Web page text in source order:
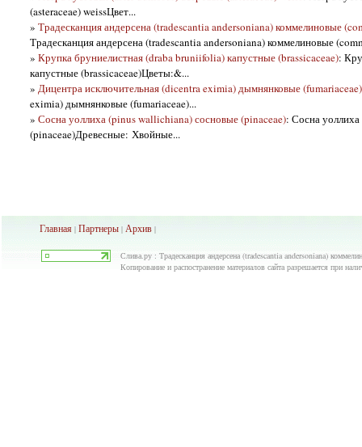
(asteraceae) weissЦвет...
» Традесканция андерсена (tradescantia andersoniana) коммелиновые
Традесканция андерсена (tradescantia andersoniana) коммелиновые
» Крупка бруниелистная (draba bruniifolia) капустные (brassicaceae):
капустные (brassicaceae)Цветы:&...
» Дицентра исключительная (dicentra eximia) дымнянковые (fumariaceae)
eximia) дымнянковые (fumariaceae)...
» Сосна уоллиха (pinus wallichiana) сосновые (pinaceae): Сосна
(pinaceae)Древесные: Хвойные...
Главная| Партнеры| Архив|
Слива.ру : Традесканция андерсена (tradescantia andersoniana)
Копирование и распостранение материалов сайта разрешается при